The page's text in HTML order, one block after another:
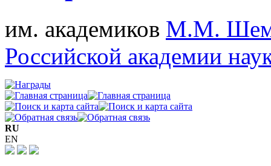
им. академиков М.М.
Российской академии
RU
EN